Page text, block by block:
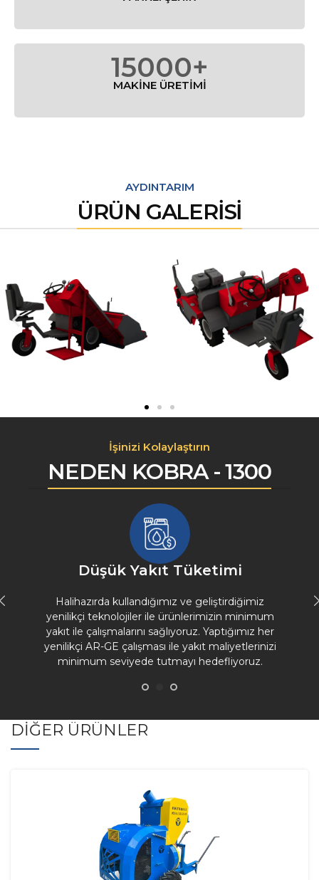
15000+
MAKİNE ÜRETİMİ
AYDINTARIM
ÜRÜN GALERİSİ
İşinizi Kolaylaştırın
NEDEN KOBRA - 1300
Düşük Yakıt Tüketimi
Halihazırda kullandığımız ve geliştirdiğimiz
yenilikçi teknolojiler ile ürünlerimizin minimum
yakıt ile çalışmalarını sağlıyoruz. Yaptığımız her
yenilikçi AR-GE çalışması ile yakıt maliyetlerinizi
minimum seviyede tutmayı hedefliyoruz.
DIĞER ÜRÜNLER